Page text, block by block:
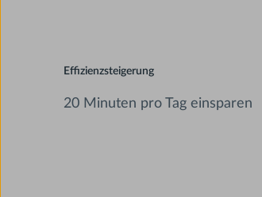
Effizienzsteigerung
20 Minuten pro Tag einsparen